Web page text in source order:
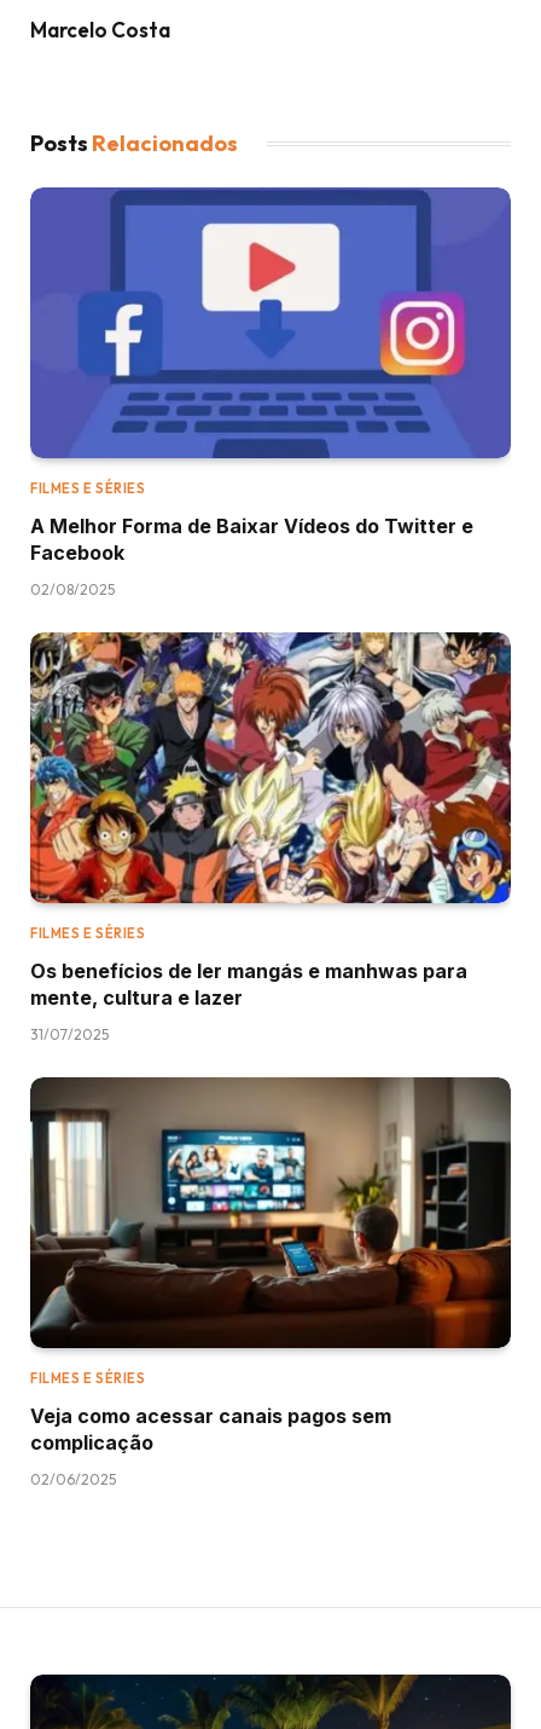
Marcelo Costa
Posts Relacionados
FILMES E SÉRIES
A Melhor Forma de Baixar Vídeos do Twitter e
Facebook
02/08/2025
FILMES E SÉRIES
Os benefícios de ler mangás e manhwas para
mente, cultura e lazer
31/07/2025
FILMES E SÉRIES
Veja como acessar canais pagos sem
complicação
02/06/2025